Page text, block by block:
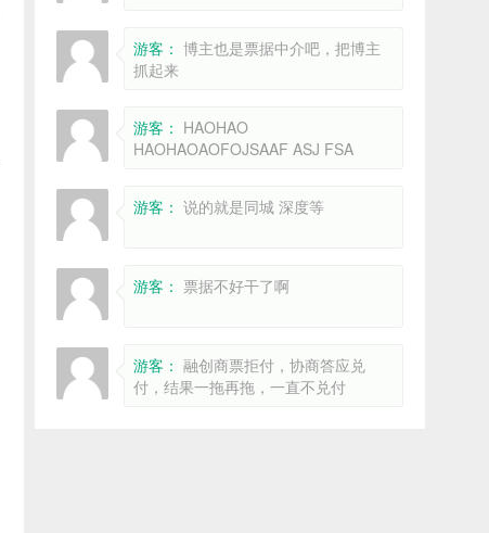
游客： 博主也是票据中介吧，把博主
抓起来
游客： HAOHAO
HAOHAOAOFOJSAAF ASJ FSA
游客： 说的就是同城 深度等
游客： 票据不好干了啊
游客： 融创商票拒付，协商答应兑
付，结果一拖再拖，一直不兑付